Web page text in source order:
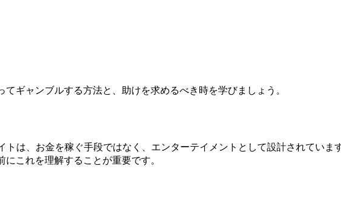
ギャンブルする方法と、助けを求めるべき時を学びましょう。
は、お金を稼ぐ手段ではなく、エンターテイメントとして設計されてい
これを理解することが重要です。